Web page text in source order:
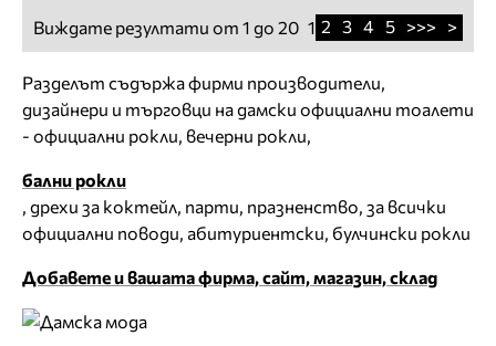
Виждате резултати от 1 до 20 1 2 3 4 5 >>> >
Разделът съдържа фирми производители,
дизайнери и търговци на дамски официални тоалети
- официални рокли, вечерни рокли,
бални рокли
, дрехи за коктейл, парти, празненство, за всички
официални поводи, абитуриентски, булчински рокли
Добавете и вашата фирма, сайт, магазин, склад